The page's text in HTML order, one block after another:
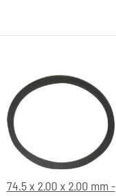
74.5 x 2.00 x 2.00 mm -